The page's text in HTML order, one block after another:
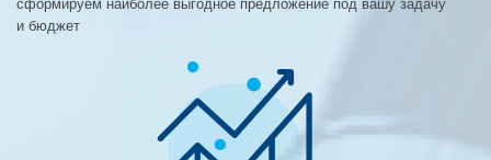
сформируем наиболее выгодное предложение под вашу задачу
и бюджет